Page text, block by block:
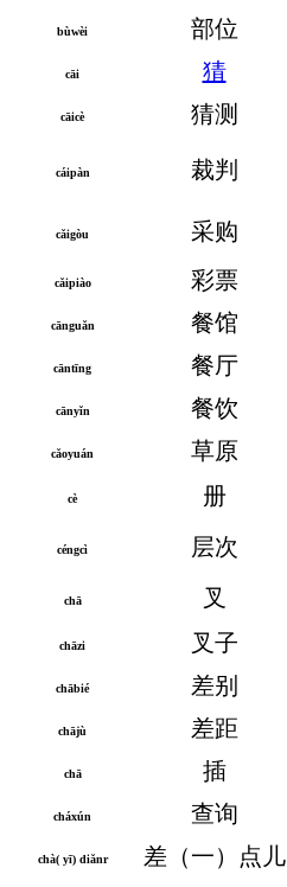
bùwèi 部位
cāi 猜
cāicè 猜测
cáipàn 裁判
cǎigòu 采购
cǎipiào 彩票
cānguǎn 餐馆
cāntīng 餐厅
cānyǐn 餐饮
cǎoyuán 草原
cè 册
céngcì 层次
chā 叉
chāzi 叉子
chābié 差别
chājù 差距
chā 插
cháxún 查询
chà( yī) diǎnr 差（一）点儿